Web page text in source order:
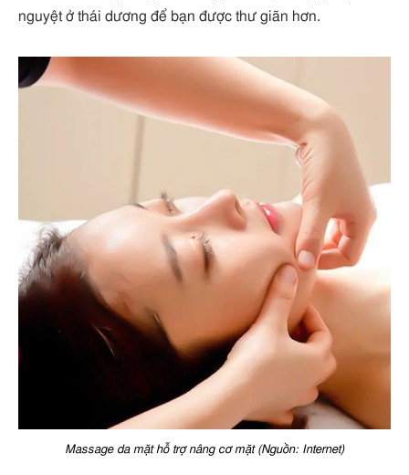
nguyệt ở thái dương để bạn được thư giãn hơn.
Massage da mặt hỗ trợ nâng cơ mặt (Nguồn: Internet)